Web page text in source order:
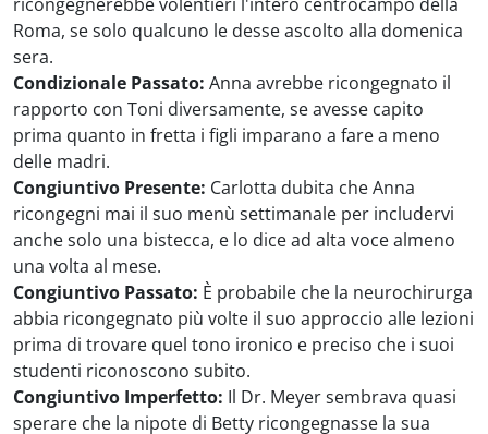
Roma, se solo qualcuno le desse ascolto alla domenica
sera.
Condizionale Passato: Anna avrebbe ricongegnato il
rapporto con Toni diversamente, se avesse capito
prima quanto in fretta i figli imparano a fare a meno
delle madri.
Congiuntivo Presente: Carlotta dubita che Anna
ricongegni mai il suo menù settimanale per includervi
anche solo una bistecca, e lo dice ad alta voce almeno
una volta al mese.
Congiuntivo Passato: È probabile che la neurochirurga
abbia ricongegnato più volte il suo approccio alle lezioni
prima di trovare quel tono ironico e preciso che i suoi
studenti riconoscono subito.
Congiuntivo Imperfetto: Il Dr. Meyer sembrava quasi
sperare che la nipote di Betty ricongegnasse la sua